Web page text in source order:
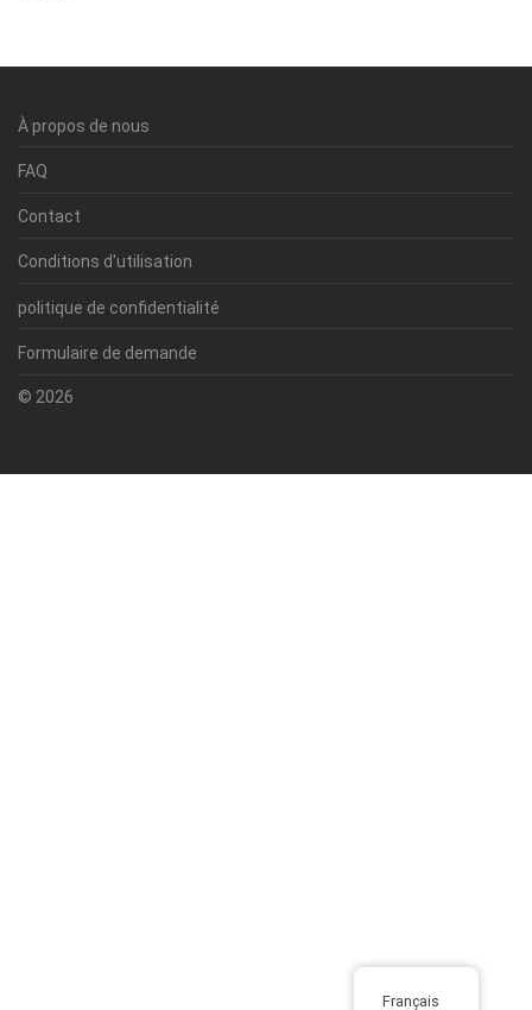
À propos de nous
FAQ
Contact
Conditions d'utilisation
politique de confidentialité
Formulaire de demande
© 2026
Français